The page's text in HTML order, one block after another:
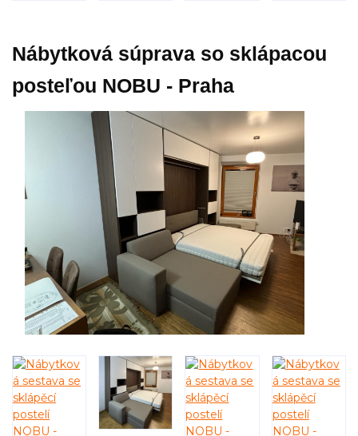
Nábytková súprava so sklápacou
posteľou NOBU - Praha